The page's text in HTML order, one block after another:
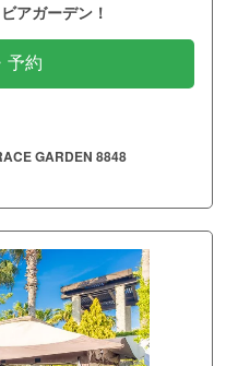
アガーデン！
予約
GARDEN 8848